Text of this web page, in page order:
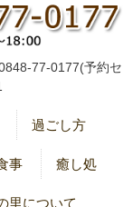
77-0177(予約セ
過ごし方
事 癒し処
里について